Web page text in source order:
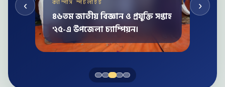
ক্যাম্পাস স্পটলাইট
৪৬তম জাতীয় বিজ্ঞান ও প্রযুক্তি সপ্তাহ
'২৫-এ উপজেলা চ্যাম্পিয়ন।
‹ ›